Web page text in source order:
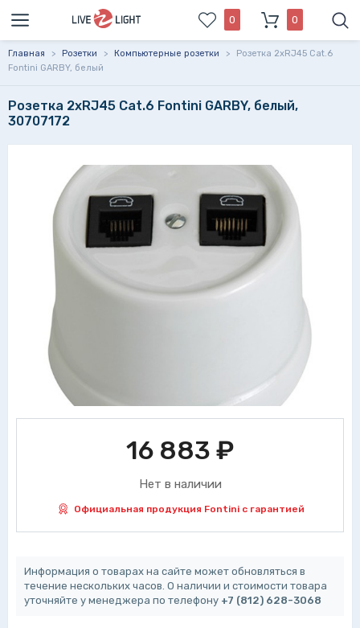
0 0
Главная > Розетки > Компьютерные розетки >
Розетка 2xRJ45 Cat.6
Fontini GARBY, белый
Розетка 2xRJ45 Cat.6 Fontini GARBY, белый,
30707172
16 883 ₽
Нет в наличии
Официальная продукция Fontini с гарантией
Информация о товарах на сайте может обновляться в
течение нескольких часов. О наличии и стоимости товара
уточняйте у менеджера по телефону +7 (812) 628-3068